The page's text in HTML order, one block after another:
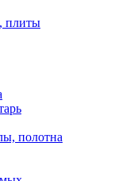
плиты
полотна